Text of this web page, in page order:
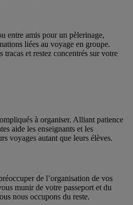
entre amis pour un pèlerinage,
liées au voyage en groupe.
tracas et restez concentrés sur votre
à organiser. Alliant patience
aide les enseignants et les
voyages autant que leurs élèves.
de l’organisation de vos
munir de votre passeport et du
nous occupons du reste.